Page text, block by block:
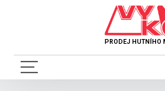
PRODEJ HUTNÍHO